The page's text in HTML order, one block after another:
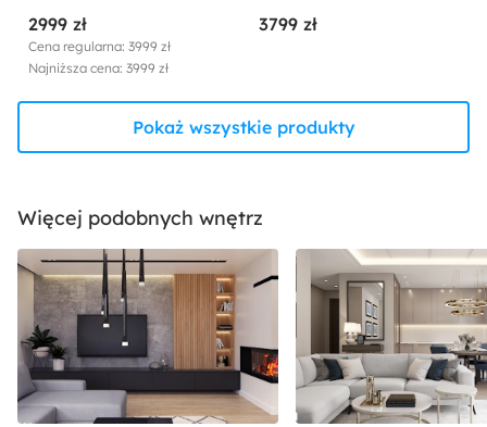
czarnych nóżkach beżowy
sztruks prawostronny
2999 zł
Cena regularna: 3999 zł
Najniższa cena: 3999 zł
czarnych nóżkach
3799 zł
Pokaż wszystkie produkty
Więcej podobnych wnętrz